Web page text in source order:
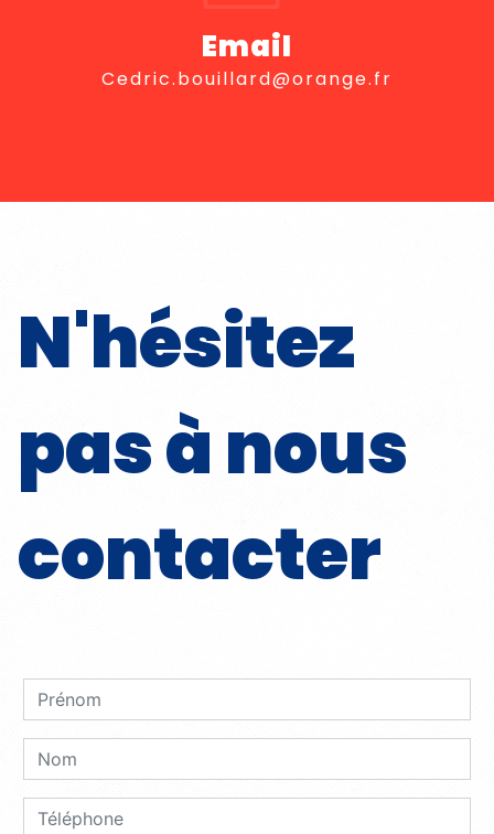
Email
cedric.bouillard@orange.fr
N'hésitez
pas à nous
contacter